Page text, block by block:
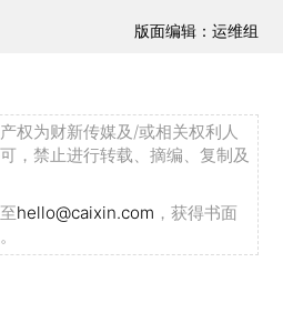
版面编辑：运维组
权为财新传媒及/或相关权利人
，禁止进行转载、摘编、复制及
hello@caixin.com ，获得书面